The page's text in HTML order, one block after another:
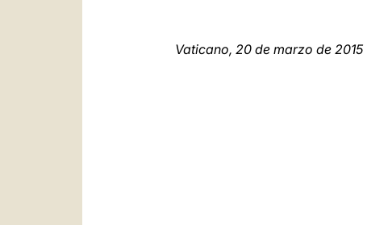
Vaticano, 20 de marzo de 2015